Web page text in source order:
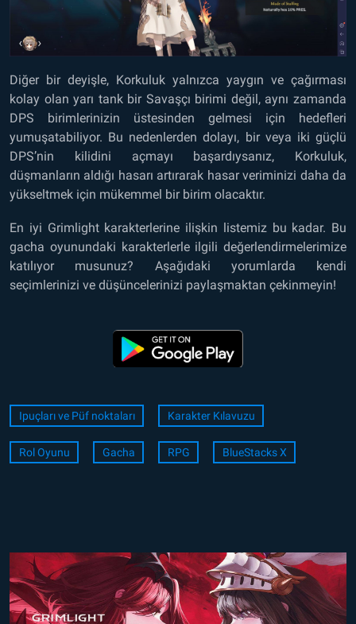
Diğer bir deyişle, Korkuluk yalnızca yaygın ve çağırması
kolay olan yarı tank bir Savaşçı birimi değil, aynı zamanda
DPS birimlerinizin üstesinden gelmesi için hedefleri
yumuşatabiliyor. Bu nedenlerden dolayı, bir veya iki güçlü
DPS’nin kilidini açmayı başardıysanız, Korkuluk,
düşmanların aldığı hasarı artırarak hasar veriminizi daha da
yükseltmek için mükemmel bir birim olacaktır.
En iyi Grimlight karakterlerine ilişkin listemiz bu kadar. Bu
gacha oyunundaki karakterlerle ilgili değerlendirmelerimize
katılıyor musunuz? Aşağıdaki yorumlarda kendi
seçimlerinizi ve düşüncelerinizi paylaşmaktan çekinmeyin!
Ipuçları ve Püf noktaları Karakter Kılavuzu
Rol Oyunu Gacha RPG BlueStacks X